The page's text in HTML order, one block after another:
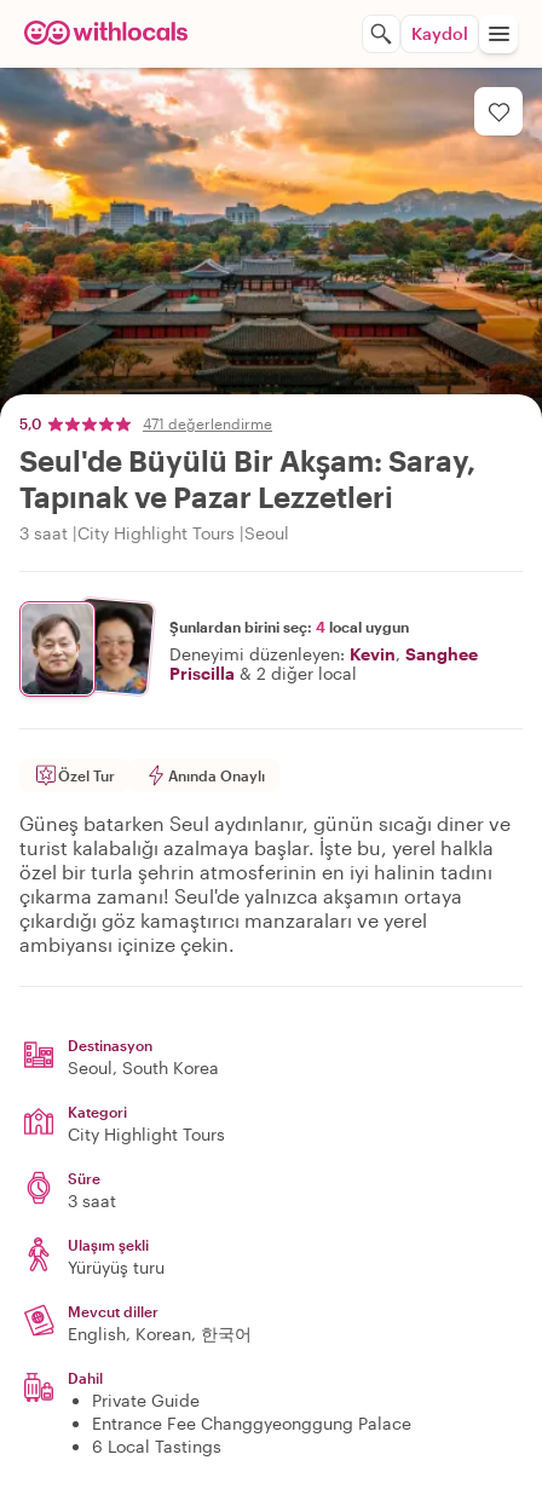
Kaydol
5,0 471 değerlendirme
Seul'de Büyülü Bir Akşam: Saray,
Tapınak ve Pazar Lezzetleri
3 saat City Highlight Tours Seoul
Şunlardan birini seç: 4 local uygun
Deneyimi düzenleyen: Kevin, Sanghee
Priscilla & 2 diğer local
Özel Tur Anında Onaylı
Güneş batarken Seul aydınlanır, günün sıcağı diner ve
turist kalabalığı azalmaya başlar. İşte bu, yerel halkla
özel bir turla şehrin atmosferinin en iyi halinin tadını
çıkarma zamanı! Seul'de yalnızca akşamın ortaya
çıkardığı göz kamaştırıcı manzaraları ve yerel
ambiyansı içinize çekin.
Destinasyon
Seoul, South Korea
Kategori
City Highlight Tours
Süre
3 saat
Ulaşım şekli
Yürüyüş turu
Mevcut diller
English, Korean, 한국어
Dahil
Private Guide
Entrance Fee Changgyeonggung Palace
6 Local Tastings